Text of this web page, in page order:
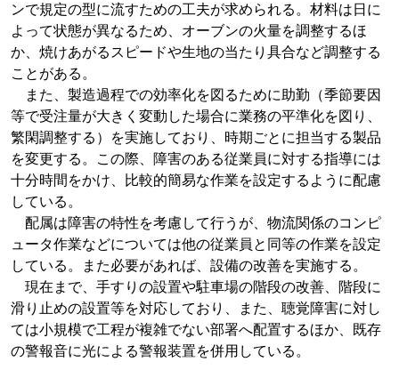
ンで規定の型に流すための工夫が求められる。材料は日に
よって状態が異なるため、オーブンの火量を調整するほ
か、焼けあがるスピードや生地の当たり具合など調整する
ことがある。
また、製造過程での効率化を図るために助勤（季節要因
等で受注量が大きく変動した場合に業務の平準化を図り、
繁閑調整する）を実施しており、時期ごとに担当する製品
を変更する。この際、障害のある従業員に対する指導には
十分時間をかけ、比較的簡易な作業を設定するように配慮
している。
配属は障害の特性を考慮して行うが、物流関係のコンピ
ュータ作業などについては他の従業員と同等の作業を設定
している。また必要があれば、設備の改善を実施する。
現在まで、手すりの設置や駐車場の階段の改善、階段に
滑り止めの設置等を対応しており、また、聴覚障害に対し
ては小規模で工程が複雑でない部署へ配置するほか、既存
の警報音に光による警報装置を併用している。